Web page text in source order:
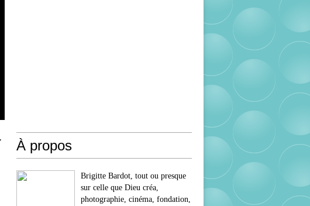
À propos
Brigitte Bardot, tout ou presque
sur celle que Dieu créa,
photographie, cinéma, fondation,